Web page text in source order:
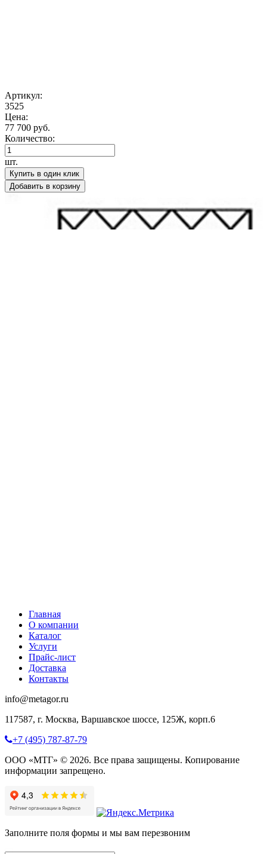
Артикул:
3525
Цена:
77 700 руб.
Количество:
шт.
Купить в один клик
Добавить в корзину
Главная
О компании
Каталог
Услуги
Прайс-лист
Доставка
Контакты
info@metagor.ru
117587, г. Москва, Варшавское шоссе, 125Ж, корп.6
+7 (495) 787-87-79
ООО «МТГ» © 2026. Все права защищены. Копирование
информации запрещено.
Заполните поля формы и мы вам перезвоним